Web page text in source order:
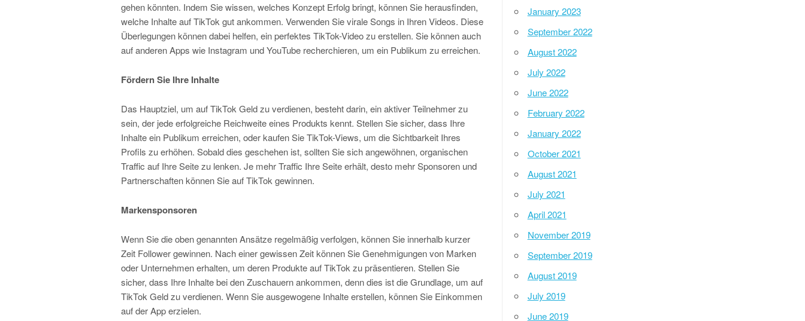
gehen könnten. Indem Sie wissen, welches Konzept Erfolg bringt, können Sie herausfinden,
welche Inhalte auf TikTok gut ankommen. Verwenden Sie virale Songs in Ihren Videos. Diese
Überlegungen können dabei helfen, ein perfektes TikTok-Video zu erstellen. Sie können auch
auf anderen Apps wie Instagram und YouTube recherchieren, um ein Publikum zu erreichen.
Fördern Sie Ihre Inhalte
Das Hauptziel, um auf TikTok Geld zu verdienen, besteht darin, ein aktiver Teilnehmer zu
sein, der jede erfolgreiche Reichweite eines Produkts kennt. Stellen Sie sicher, dass Ihre
Inhalte ein Publikum erreichen, oder kaufen Sie TikTok-Views, um die Sichtbarkeit Ihres
Profils zu erhöhen. Sobald dies geschehen ist, sollten Sie sich angewöhnen, organischen
Traffic auf Ihre Seite zu lenken. Je mehr Traffic Ihre Seite erhält, desto mehr Sponsoren und
Partnerschaften können Sie auf TikTok gewinnen.
Markensponsoren
Wenn Sie die oben genannten Ansätze regelmäßig verfolgen, können Sie innerhalb kurzer
Zeit Follower gewinnen. Nach einer gewissen Zeit können Sie Genehmigungen von Marken
oder Unternehmen erhalten, um deren Produkte auf TikTok zu präsentieren. Stellen Sie
sicher, dass Ihre Inhalte bei den Zuschauern ankommen, denn dies ist die Grundlage, um auf
TikTok Geld zu verdienen. Wenn Sie ausgewogene Inhalte erstellen, können Sie Einkommen
auf der App erzielen.
January 2023
September 2022
August 2022
July 2022
June 2022
February 2022
January 2022
October 2021
August 2021
July 2021
April 2021
November 2019
September 2019
August 2019
July 2019
June 2019